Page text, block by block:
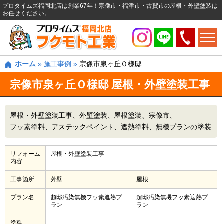
プロタイムズ福岡北店は創業67年！宗像市・福津市・古賀市の屋根・外壁塗装は
お任せください。
ホーム » 施工事例 » 宗像市泉ヶ丘Ｏ様邸
宗像市泉ヶ丘Ｏ様邸 屋根・外壁塗装工事
屋根・外壁塗装工事 外壁塗装 屋根塗装
宗像市
フッ素塗料
アステックペイント 遮熱塗料 無機プランの塗装
リフォーム
内容
屋根・外壁塗装工事
工事箇所 外壁 屋根
プラン名
超邸汚染無機フッ素遮熱プ
ラン
超邸汚染無機フッ素遮熱プ
ラン
塗料